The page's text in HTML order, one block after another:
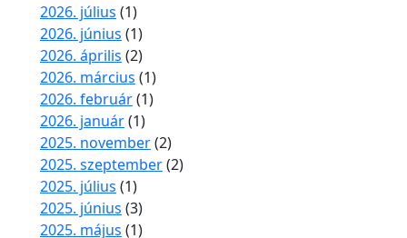
2026. július (1)
2026. június (1)
2026. április (2)
2026. március (1)
2026. február(1)
2026. január(1)
2025. november(2)
2025. szeptember(2)
2025. július (1)
2025. június (3)
2025. május (1)